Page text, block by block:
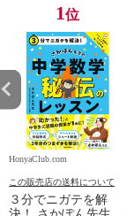
1位
HonyaClub.com
この販売店の送料について
３分でニガテを解